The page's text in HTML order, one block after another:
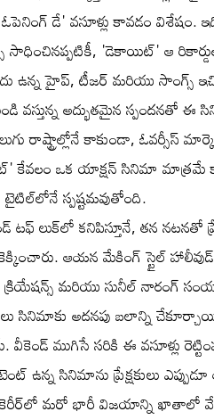
డే' వసూళ్లు కావడం
సాధించినప్పటికీ, 'డెకాయిట్' ఆ
ఉన్న హైప్, టీజర్ మరియు సాంగ్స్
వస్తున్న అద్భుతమైన
రాష్ట్రాల్లోనే కాకుండా,
కేవలం ఒక యాక్షన్ సినిమా మాత్రమే
స్పష్టమవుతోంది.
టఫ్ లుక్‌లో కనిపిస్తూనే, తన నటనతో
ఆయన మేకింగ్ స్టైల్
మరియు సునీల్ నారంగ్
సినిమాకు అదనపు బలాన్ని
ముగిసే సరికి ఈ వసూళ్లు
ఉన్న సినిమాను ప్రేక్షకులు
మరో భారీ విజయాన్ని ఖాతాలో